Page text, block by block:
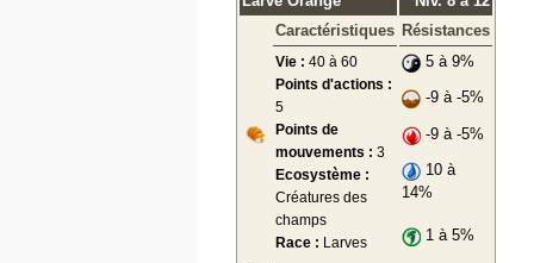
navigation
recherche
Caractéristiques
Résistances
Vie : 40 à 60
Points d'actions :
5
Points de
mouvements : 3
Ecosystème :
Créatures des
champs
Race : Larves
5 à 9%
-9 à -5%
-9 à -5%
10 à
14%
1 à 5%